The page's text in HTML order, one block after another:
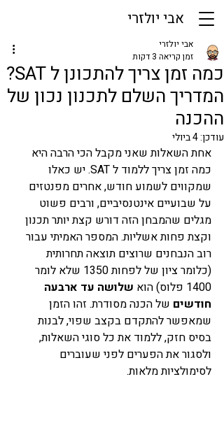
אבי יולזרי
כמה זמן צריך להתכונן ל SAT?
המדריך השלם לתכנון נכון של
ההכנה
אבי יולזרי
זמן קריאה 3 דקות
עודכן:4 ביולי
אחת השאלות שאני מקבל הכי הרבה היא
כמה זמן צריך ללמוד ל SAT. יש כאלו
שמקווים לשמוע חודש, אחרים מפנטזים
על שבועיים אינטנסיביים, ורבים פשוט
מגלים שהמבחן הזה דורש קצת יותר תכנון
וקצת פחות אשליות. המספר האמיתי עבור
רוב הנבחנים שרוצים תוצאה תחרותית
(כלומר ציון של לפחות 1350 שלא לומר
1400 פלוס) הוא
שלושה עד ארבעה
חודשים של הכנה מסודרת. זהו הזמן
שמאפשר להתקדם בקצב שפוי, לבנות
בסיס חזק, ללמוד את כל סוגי השאלות,
ולסגור את הפערים לפני שעוברים
לסימולציות מלאות.